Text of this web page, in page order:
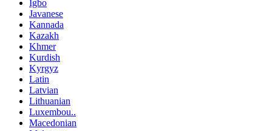
Igbo
Javanese
Kannada
Kazakh
Khmer
Kurdish
Kyrgyz
Latin
Latvian
Lithuanian
Luxembou..
Macedonian